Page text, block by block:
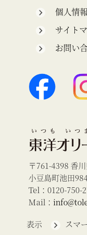
個人情
サイト
お問い
〒761-4398 香
小豆島町池田
Tel：0120-750-
Mail：
表示
スマ